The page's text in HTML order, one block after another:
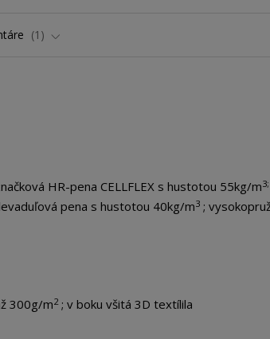
1
HR-pena CELLFLEX s hustotou 55kg/m3;
pena s hustotou 40kg/m3 ;
300g/m2; v boku všitá 3D textílila